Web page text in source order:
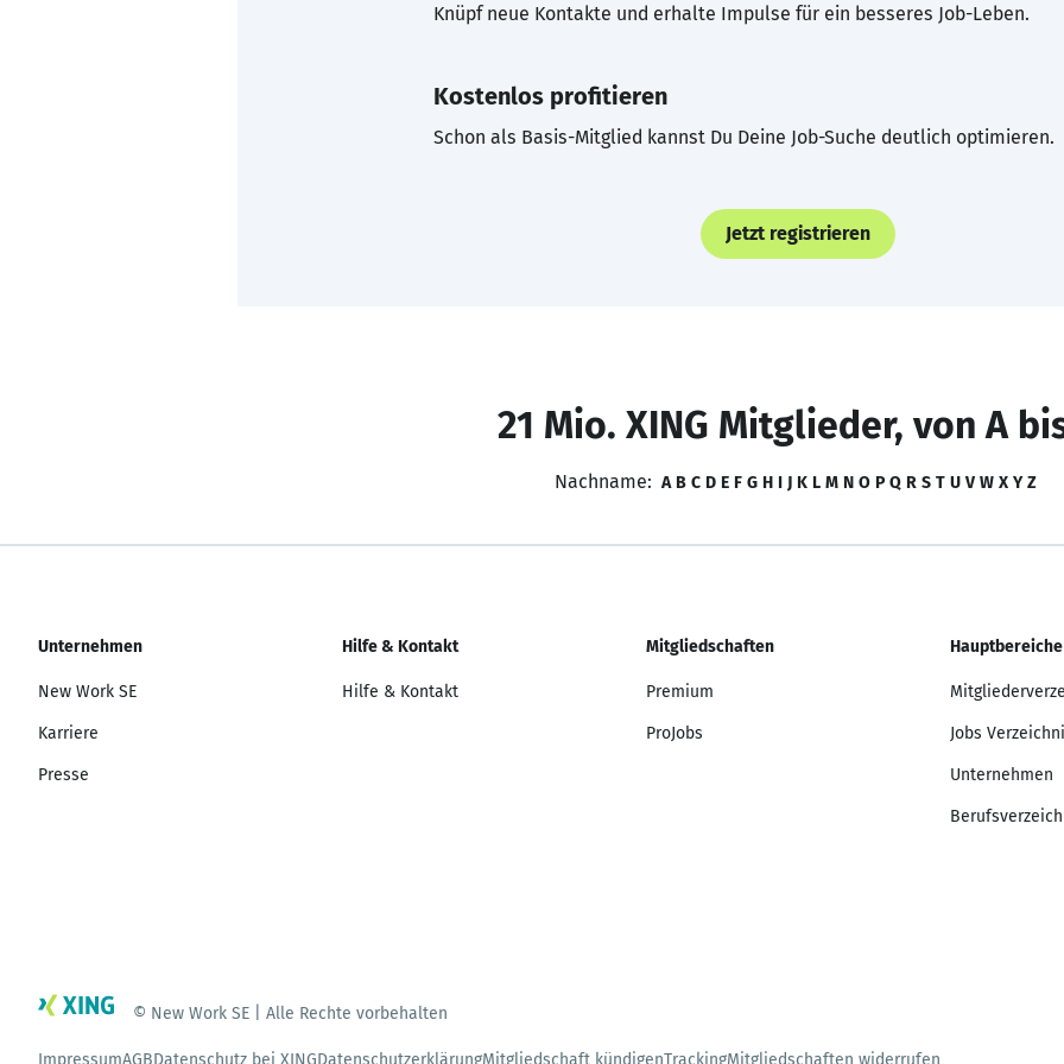
Knüpf neue Kontakte und erhalte Impulse für ein besseres Job-Leben.
Kostenlos profitieren
Schon als Basis-Mitglied kannst Du Deine Job-Suche deutlich optimieren.
Jetzt registrieren
21 Mio. XING Mitglieder, von A
Nachname: A B C D E F G H I J K L M N O P Q R S T U V W X Y Z
Unternehmen
New Work SE
Karriere
Presse
Hilfe & Kontakt
Hilfe & Kontakt
Mitgliedschaften
Premium
ProJobs
Hauptbereiche
Jobs
Unternehmen
© New Work SE | Alle Rechte vorbehalten
ImpressumAGBDatenschutz bei XINGDatenschutzerklärungMitgliedschaft kündigenTrackingMitgliedschaften widerrufen